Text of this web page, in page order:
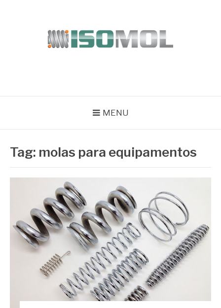
MENU
Tag: molas para equipamentos